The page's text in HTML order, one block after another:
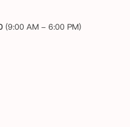
(9:00 AM - 6:00 PM)